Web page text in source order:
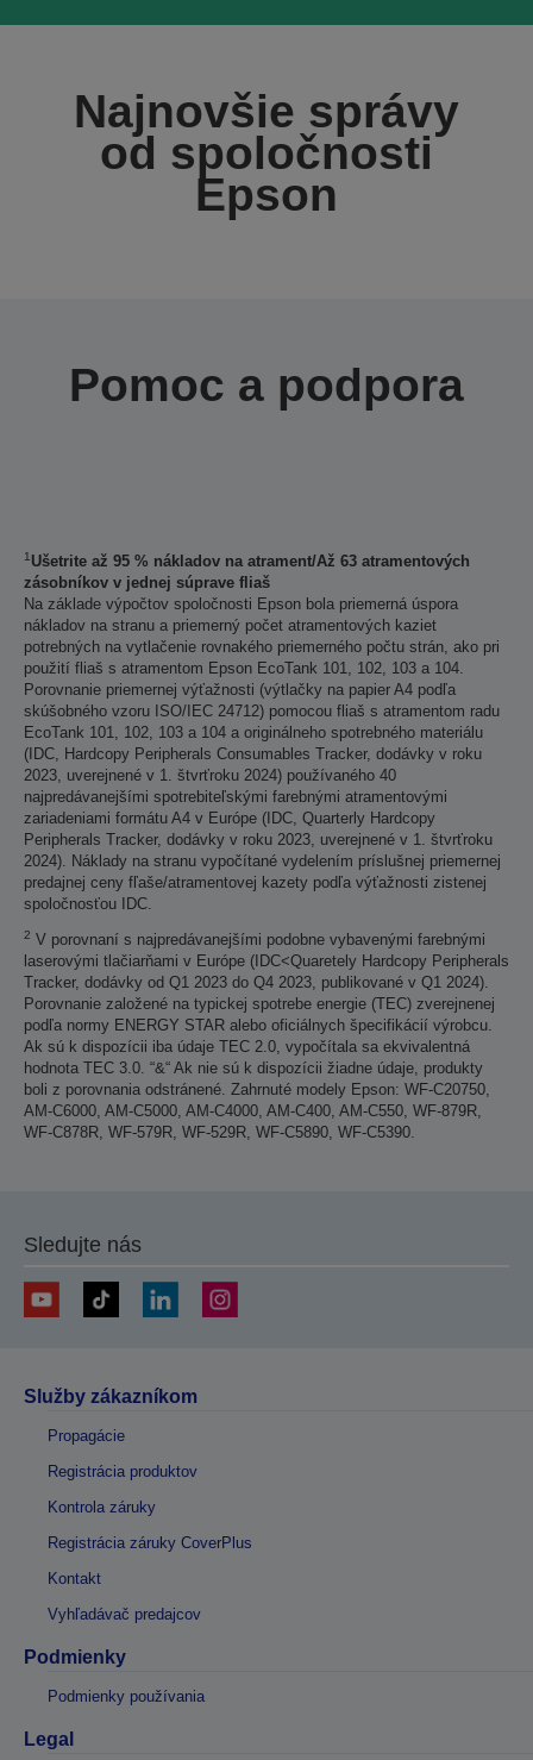
Najnovšie správy
od spoločnosti
Epson
Pomoc a podpora
1 Ušetrite až 95 % nákladov na atrament/Až 63 atramentových
zásobníkov v jednej súprave fliaš
Na základe výpočtov spoločnosti Epson bola priemerná úspora
nákladov na stranu a priemerný počet atramentových kaziet
potrebných na vytlačenie rovnakého priemerného počtu strán, ako pri
použití fliaš s atramentom Epson EcoTank 101, 102, 103 a 104.
Porovnanie priemernej výťažnosti (výtlačky na papier A4 podľa
skúšobného vzoru ISO/IEC 24712) pomocou fliaš s atramentom radu
EcoTank 101, 102, 103 a 104 a originálneho spotrebného materiálu
(IDC, Hardcopy Peripherals Consumables Tracker, dodávky v roku
2023, uverejnené v 1. štvrťroku 2024) používaného 40
najpredávanejšími spotrebiteľskými farebnými atramentovými
zariadeniami formátu A4 v Európe (IDC, Quarterly Hardcopy
Peripherals Tracker, dodávky v roku 2023, uverejnené v 1. štvrťroku
2024). Náklady na stranu vypočítané vydelením príslušnej priemernej
predajnej ceny fľaše/atramentovej kazety podľa výťažnosti zistenej
spoločnosťou IDC.
2 V porovnaní s najpredávanejšími podobne vybavenými farebnými
laserovými tlačiarňami v Európe (IDC<Quaretely Hardcopy Peripherals
Tracker, dodávky od Q1 2023 do Q4 2023, publikované v Q1 2024).
Porovnanie založené na typickej spotrebe energie (TEC) zverejnenej
podľa normy ENERGY STAR alebo oficiálnych špecifikácií výrobcu.
Ak sú k dispozícii iba údaje TEC 2.0, vypočítala sa ekvivalentná
hodnota TEC 3.0. “&“ Ak nie sú k dispozícii žiadne údaje, produkty
boli z porovnania odstránené. Zahrnuté modely Epson: WF-C20750,
AM-C6000, AM-C5000, AM-C4000, AM-C400, AM-C550, WF-879R,
WF-C878R, WF-579R, WF-529R, WF-C5890, WF-C5390.
Sledujte nás
Služby zákazníkom
Propagácie
Registrácia produktov
Kontrola záruky
Registrácia záruky CoverPlus
Kontakt
Vyhľadávač predajcov
Podmienky
Podmienky používania
Legal